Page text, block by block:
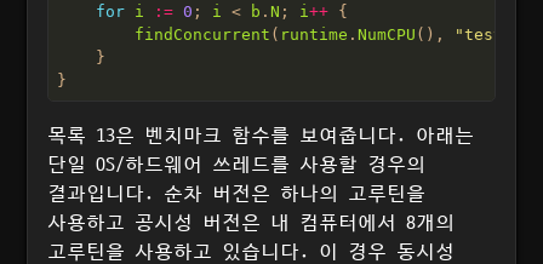
for
i := 0 ; i < b . N ; i++
findConcurrent ( runtime . NumCPU (), "test"
목록 13은 벤치마크 함수를 보여줍니다. 아래는
단일 OS/하드웨어 쓰레드를 사용할 경우의
결과입니다. 순차 버전은 하나의 고루틴을
사용하고 공시성 버전은 내 컴퓨터에서 8개의
고루틴을 사용하고 있습니다. 이 경우 동시성